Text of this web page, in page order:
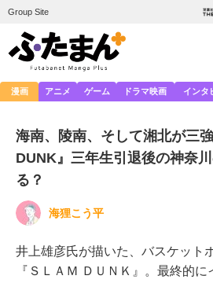
Group Site
漫画 アニメ ゲーム ドラマ映画 インタ
海南、陵南、そして湘北が三
DUNK』三年生引退後の神奈
る？
海狸こう平
井上雄彦氏が描いた、バスケット
『ＳＬＡＭ ＤＵＮＫ』。最終的